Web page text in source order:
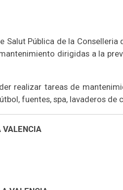
Pública de la
dirigidas a la
realizar tareas de
fuentes, spa, lavaderos de
VALENCIA